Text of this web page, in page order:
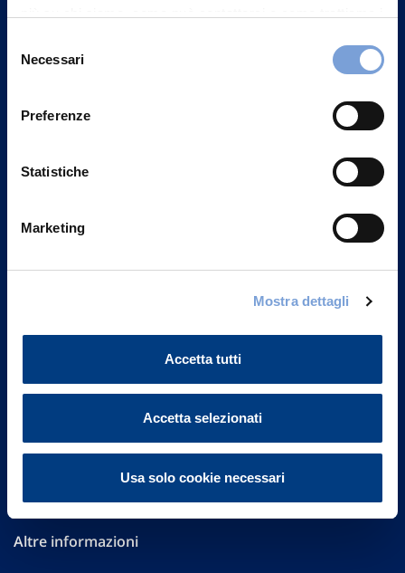
può trovare nel footer del sito nella sezione "Informativa
delNecessari
Preferenze
Statistiche
Marketing
Mostra dettagli
Accetta tutti
Accetta selezionati
Usa solo cookie necessari
Contattaci
Governance
Investor Relations
Altre informazioni